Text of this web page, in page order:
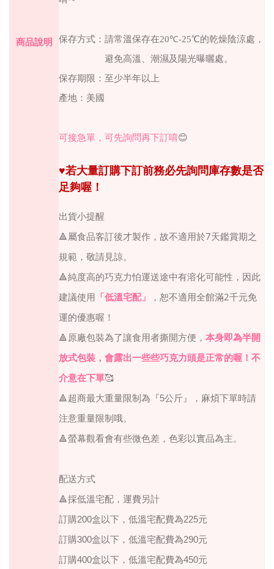
商品說明 保存方式：請常溫保存在20℃-25℃的乾燥陰涼處，
避免高溫、潮濕及陽光曝曬處。
保存期限：至少半年以上
產地：美國
可接急單，可先詢問再下訂唷😊
♥若大量訂購下訂前務必先詢問庫存數是否
足夠喔！
出貨小提醒
🔺 屬食品客訂後才製作，故不適用於7天鑑賞期之
規範，敬請見諒。
🔺純度高的巧克力怕運送途中有溶化可能性，因此
建議使用 「低溫宅配」 ，恕不適用全館滿2千元免
運的優惠喔！
🔺 原廠包裝為了讓食用者撕開方便， 本身即為半開
放式包裝，會露出一些些巧克力頭是正常的喔！不
介意在下單🥰
🔺超商最大重量限制為『5公斤』，麻煩下單時請
注意重量限制哦。
🔺螢幕觀看會有些微色差，色彩以實品為主。
配送方式
🔺採低溫宅配，運費另計
訂購200盒以下，低溫宅配費為225元
訂購300盒以下，低溫宅配費為290元
訂購400盒以下，低溫宅配費為450元